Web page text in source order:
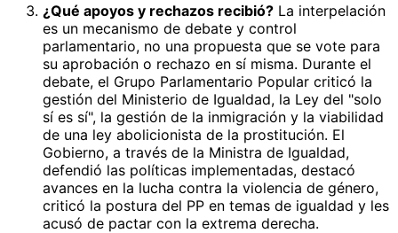
¿Qué apoyos y rechazos recibió? La interpelación
es un mecanismo de debate y control
parlamentario, no una propuesta que se vote para
su aprobación o rechazo en sí misma. Durante el
debate, el Grupo Parlamentario Popular criticó la
gestión del Ministerio de Igualdad, la Ley del "solo
sí es sí", la gestión de la inmigración y la viabilidad
de una ley abolicionista de la prostitución. El
Gobierno, a través de la Ministra de Igualdad,
defendió las políticas implementadas, destacó
avances en la lucha contra la violencia de género,
criticó la postura del PP en temas de igualdad y les
acusó de pactar con la extrema derecha.